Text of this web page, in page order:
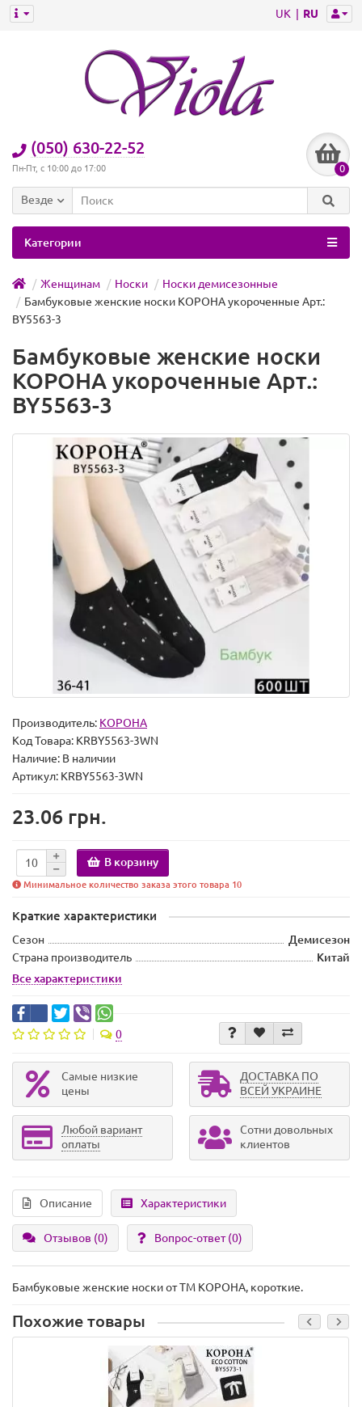
UK RU
(050) 630-22-52
Пн-Пт, с 10:00 до 17:00 0
Везде
Категории
Женщинам Носки
Носки демисезонные
Бамбуковые женские носки КОРОНА укороченные Арт.:
BY5563-3
Бамбуковые женские носки
КОРОНА укороченные Арт.:
BY5563-3
Производитель: КОРОНА
Код Товара: KRBY5563-3WN
Наличие: В наличии
Артикул: KRBY5563-3WN
23.06 грн.
В корзину
Минимальное количество заказа этого товара 10
Краткие характеристики
Сезон
Демисезон
Страна производитель
Китай
Все характеристики
0
Самые низкие
цены
ДОСТАВКА ПО
ВСЕЙ УКРАИНЕ
Любой вариант
оплаты
Сотни довольных
клиентов
Описание Характеристики
Отзывов (0) Вопрос-ответ(0)
Бамбуковые женские носки от ТМ КОРОНА, короткие.
Похожие товары